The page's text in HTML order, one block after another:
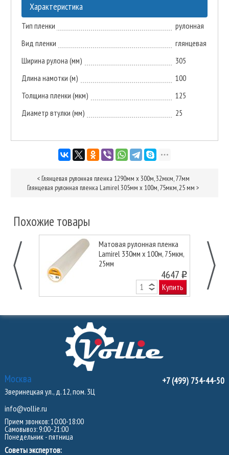
Характеристика
Тип пленки
рулонная
Вид пленки
глянцевая
Ширина рулона (мм)
305
Длина намотки (м)
100
Толщина пленки (мкм)
125
Диаметр втулки (мм)
25
< Глянцевая рулонная пленка 1290мм х 300м, 32мкм, 77мм
Глянцевая рулонная пленка Lamirel 305мм х 100м, 75мкм, 25 мм >
Похожие товары
Матовая рулонная пленка
Lamirel 330мм х 100м, 75мкм,
25мм
4647 o
Купить
Москва
Зверинецкая ул., д. 12, пом. 3Ц
info@vollie.ru
Прием звонков: 10:00-18:00
Самовывоз: 9:00-21:00
Понедельник - пятница
Советы экспертов:
+7 (499) 754-44-50